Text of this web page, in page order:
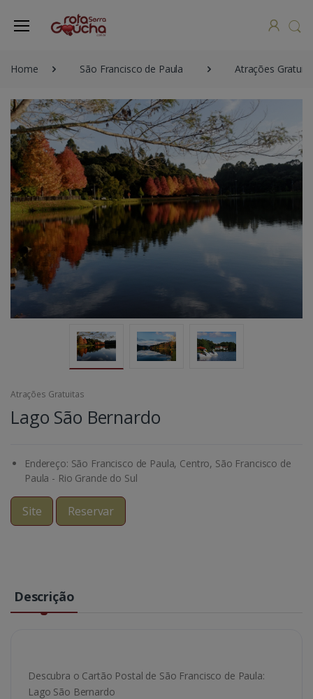
Home São Francisco de Paula Atrações
Atrações Gratuitas
Lago São Bernardo
Endereço: São Francisco de Paula, Centro, São Francisco de
Paula - Rio Grande do Sul
Site Reservar
Descrição
Descubra o Cartão Postal de São Francisco de Paula:
Lago São Bernardo